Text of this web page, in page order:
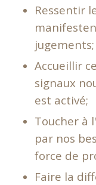
Ressentir
jugements;
Accueillir
signaux
est activé;
Toucher à
par nos
force de
Faire la